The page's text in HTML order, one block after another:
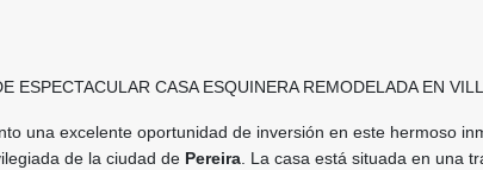
ESPECTACULAR CASA ESQUINERA REMODELADA EN
una excelente oportunidad de inversión en este hermoso
de la ciudad de Pereira. La casa está situada en una